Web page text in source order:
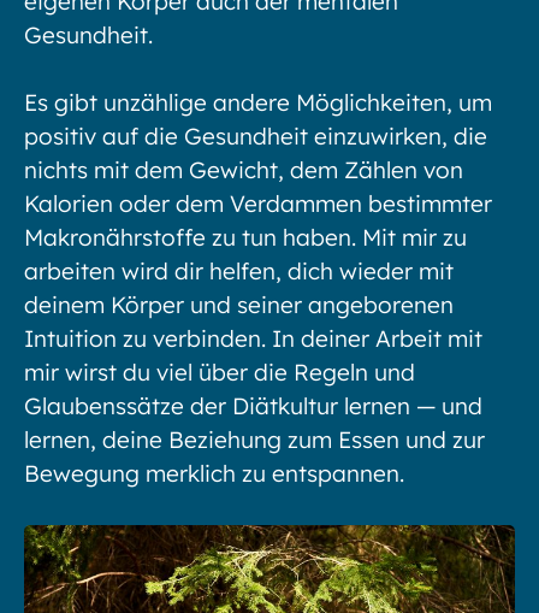
Gesundheit.
Es gibt unzählige andere Möglichkeiten, um
positiv auf die Gesundheit einzuwirken, die
nichts mit dem Gewicht, dem Zählen von
Kalorien oder dem Verdammen bestimmter
Makronährstoffe zu tun haben. Mit mir zu
arbeiten wird dir helfen, dich wieder mit
deinem Körper und seiner angeborenen
Intuition zu verbinden. In deiner Arbeit mit
mir wirst du viel über die Regeln und
Glaubenssätze der Diätkultur lernen — und
lernen, deine Beziehung zum Essen und zur
Bewegung merklich zu entspannen.